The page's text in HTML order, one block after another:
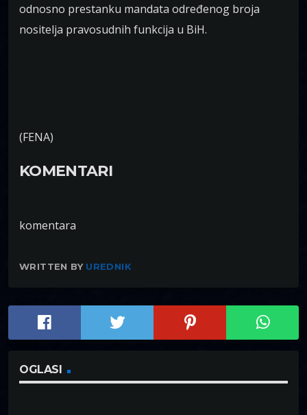
odnosno prestanku mandata određenog broja
nositelja pravosudnih funkcija u BiH.
(FENA)
KOMENTARI
komentara
WRITTEN BY UREDNIK
OGLASI